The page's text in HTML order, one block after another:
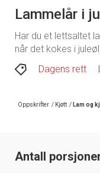
Lammelår i
Har du et lettsaltet
når det kokes i
Dagens rett
Oppskrifter / Kjøtt / Lam og
Antall